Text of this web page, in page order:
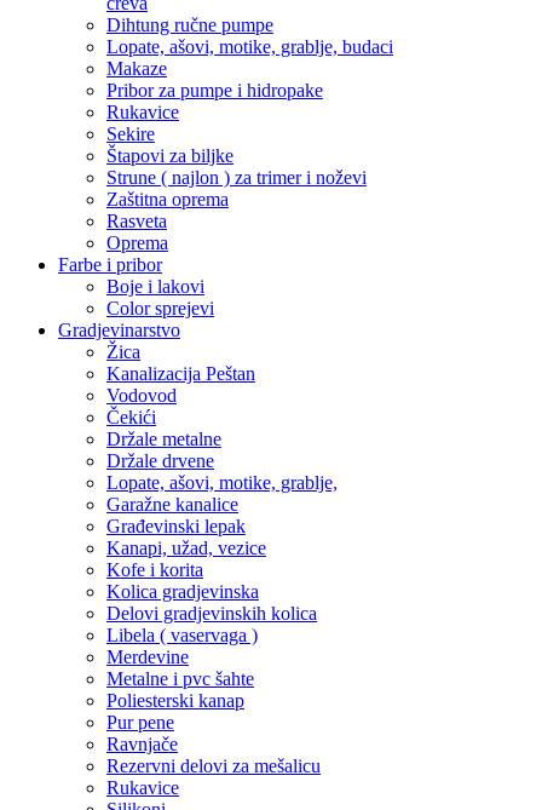
Dihtung ručne pumpe
Lopate, ašovi, motike, grablje, budaci
Makaze
Pribor za pumpe i hidropake
Rukavice
Sekire
Štapovi za biljke
Strune ( najlon ) za trimer i noževi
Zaštitna oprema
Rasveta
Oprema
Farbe i pribor
Boje i lakovi
Color sprejevi
Gradjevinarstvo
Žica
Kanalizacija Peštan
Vodovod
Čekići
Držale metalne
Držale drvene
Lopate, ašovi, motike, grablje,
Garažne kanalice
Građevinski lepak
Kanapi, užad, vezice
Kofe i korita
Kolica gradjevinska
Delovi gradjevinskih kolica
Libela ( vaservaga )
Merdevine
Metalne i pvc šahte
Poliesterski kanap
Pur pene
Ravnjače
Rezervni delovi za mešalicu
Rukavice